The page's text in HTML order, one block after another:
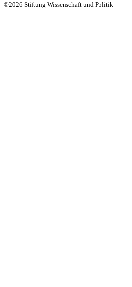
©2026 Stiftung Wissenschaft und Politik